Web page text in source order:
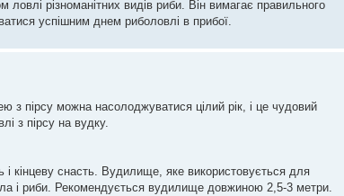
різноманітних видів риби. Він вимагає правильного
успішним днем риболовлі в прибої.
з пірсу можна насолоджуватися цілий рік, і це чудовий
з пірсу на вудку.
кінцеву снасть. Вудилище, яке використовується для
і риби. Рекомендується вудилище довжиною 2,5-3 метри.